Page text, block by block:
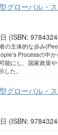
グローバル・
(ISBN:
主体的な歩み
Processの中
にし、国家政策
た。
グローバル・
(ISBN: